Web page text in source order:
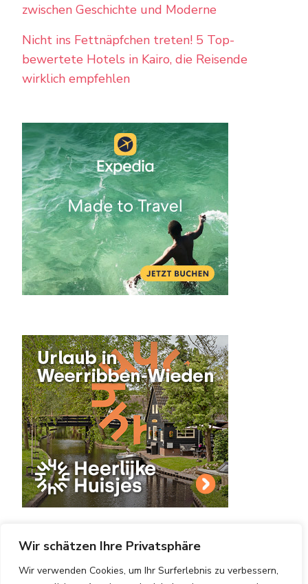
Wir schätzen Ihre Privatsphäre
Wir verwenden Cookies, um Ihr Surferlebnis zu verbessern,
zwischen Geschichte und Moderne
Nicht ins Fettnäpfchen treten! 5 Top-
bewertete Hotels in Kairo, die Reisende
wirklich empfehlen